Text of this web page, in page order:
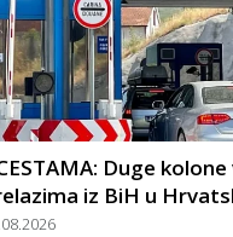
Duge
iz BiH u